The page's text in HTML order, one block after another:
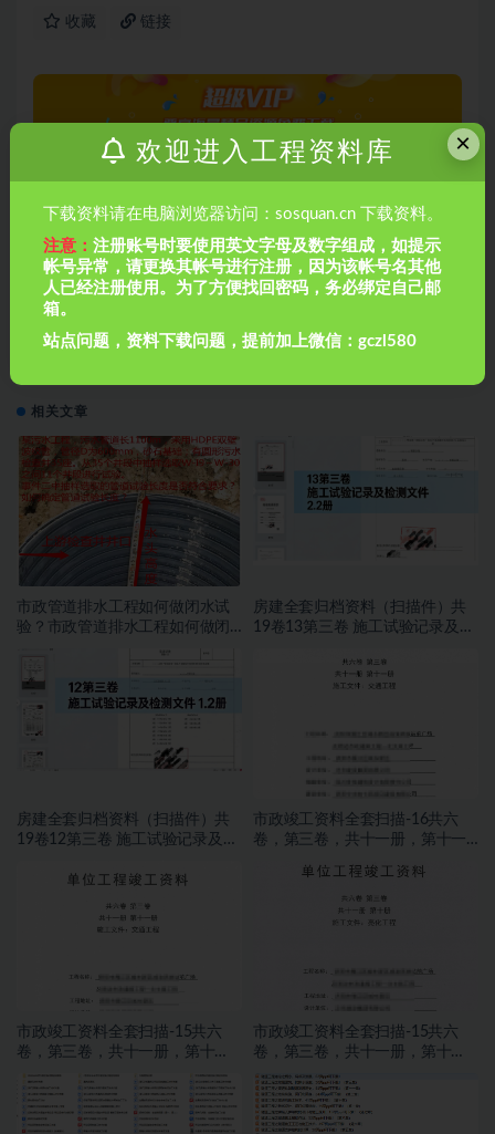
收藏 链接
上一篇
桥梁施工方法的分类
下一篇
相关文章
市政管道排水工程如何做闭水试
验？市政管道排水工程如何做闭
房建全套归档资料（扫描件）共
19卷13第三卷 施工试验记录及检
房建全套归档资料（扫描件）共
19卷12第三卷 施工试验记录及检
市政竣工资料全套扫描-16共六
卷，第三卷，共十一册，第十一
市政竣工资料全套扫描-15共六
卷，第三卷，共十一册，第十
市政竣工资料全套扫描-15共六
卷，第三卷，共十一册，第十
×
欢迎进入工程资料库
下载资料请在电脑浏览器访问：sosquan.cn 下载资料。
注意：注册账号时要使用英文字母及数字组成，如提示
帐号异常，请更换其帐号进行注册，因为该帐号名其他
人已经注册使用。为了方便找回密码，务必绑定自己邮
箱。
站点问题，资料下载问题，提前加上微信：gczl580